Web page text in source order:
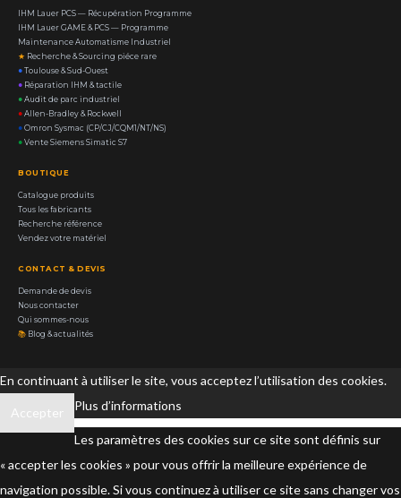
IHM Lauer PCS — Récupération Programme
IHM Lauer GAME & PCS — Programme
Maintenance Automatisme Industriel
★ Recherche & Sourcing piéce rare
● Toulouse & Sud-Ouest
● Réparation IHM & tactile
● Audit de parc industriel
● Allen-Bradley & Rockwell
● Omron Sysmac (CP/CJ/CQM1/NT/NS)
● Vente Siemens Simatic S7
BOUTIQUE
Catalogue produits
Tous les fabricants
Recherche référence
Vendez votre matériel
CONTACT & DEVIS
Demande de devis
Nous contacter
Qui sommes-nous
📚 Blog & actualités
En continuant à utiliser le site, vous acceptez l’utilisation des cookies.
Plus d’informations
Accepter
Les paramètres des cookies sur ce site sont définis sur
« accepter les cookies » pour vous offrir la meilleure expérience de
navigation possible. Si vous continuez à utiliser ce site sans changer vos